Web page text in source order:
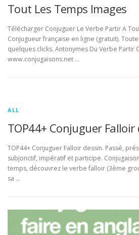
Tout Les Temps Images
Télécharger Conjuguer Le Verbe Partir A
Conjugueur française en ligne (gratuit).
quelques clicks. Antonymes Du Verbe Partir
www.conjugaisons.net …
ALL
TOP44+ Conjuguer Falloir
TOP44+ Conjuguer Falloir dessin. Passé,
subjonctif, impératif et participe.
temps, découvrez le verbe falloir (3ème
sa …